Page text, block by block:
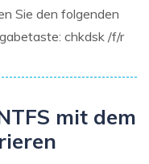
Sie den folgenden
chkdsk /f/r
mit dem